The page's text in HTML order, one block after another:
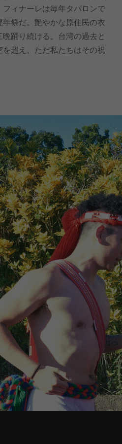
フィナーレは毎年タパロンで
祭だ。艶やかな原住民の衣
踊り続ける。台湾の過去と
超え、ただ私たちはその祝